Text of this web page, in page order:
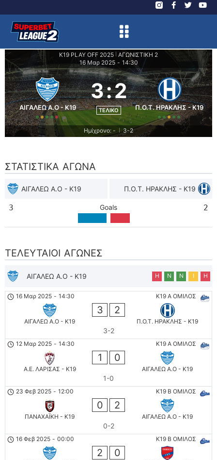
K19 PLAY OFF 2025 ΑΓΩΝΙΣΤΙΚΗ 2
16 Μαρ 2025 - 14:30
ΑΙΓΑΛΕΩ A.O - K19
3:2
ΤΕΛΙΚΌ Π.Ο.Τ. ΗΡΑΚΛΗΣ - K19
Ημίχρονο: - 3-2
ΣΤΑΤΙΣΤΙΚΆ ΑΓΏΝΑ
ΑΙΓΑΛΕΩ A.O - K19 Π.Ο.Τ. ΗΡΑΚΛΗΣ - K19
3 Goals 2
ΤΕΛΕΥΤΑΊΟΙ ΑΓΏΝΕΣ
ΑΙΓΑΛΕΩ A.O - K19 Η Ν Ν Ι Η
K19 Α ΟΜΙΛΟΣ
16 Μαρ 2025 - 14:30
ΑΙΓΑΛΕΩ A.O - K19
3 2
Π.Ο.Τ. ΗΡΑΚΛΗΣ - K19
3-2
K19 Α ΟΜΙΛΟΣ
12 Μαρ 2025 - 14:30
Α.Ε. ΛΑΡΙΣΑΣ - K19
1 0
ΑΙΓΑΛΕΩ A.O - K19
1-0
K19 B ΟΜΙΛΟΣ
23 Φεβ 2025 - 12:00
ΠΑΝΑΧΑΪΚΗ - K19
0 2
ΑΙΓΑΛΕΩ A.O - K19
0-2
K19 B ΟΜΙΛΟΣ
16 Φεβ 2025 - 00:00
2 0